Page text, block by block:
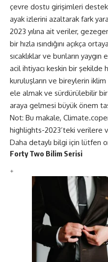
çevre dostu girişimleri
ayak izlerini azaltarak fark
2023 yılına ait veriler,
bir hızla ısındığını açıkça
sıcaklıklar ve bunların
acil ihtiyacı keskin bir şekilde
kuruluşların ve bireylerin iklim
ele almak ve sürdürülebilir
araya gelmesi büyük önem
Not: Bu makale,
highlights-2023’teki verilere
Daha detaylı bilgi için lütfen
Forty Two Bilim Serisi